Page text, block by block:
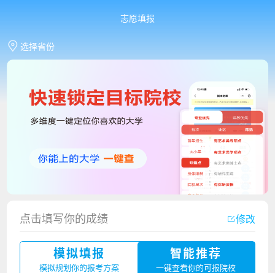
志愿填报
选择省份
点击填写你的成绩 修改
模拟填报
模拟规划你的报考方案
智能推荐
一键查看你的可报院校
厦门大学嘉庚学院2023年艺术类招生简章